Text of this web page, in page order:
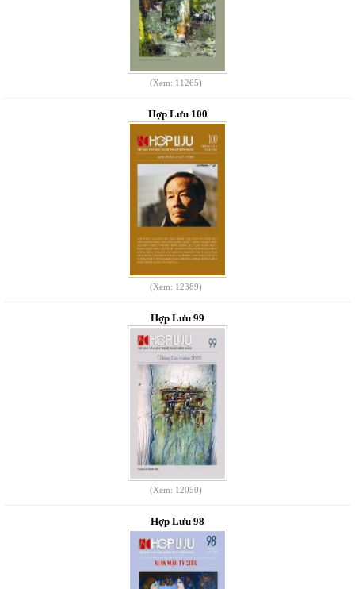
(Xem: 11265)
Hợp Lưu 100
(Xem: 12389)
Hợp Lưu 99
(Xem: 12050)
Hợp Lưu 98